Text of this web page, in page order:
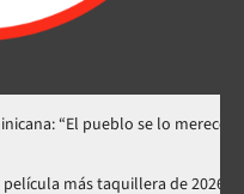
se lo merece”
en la película más